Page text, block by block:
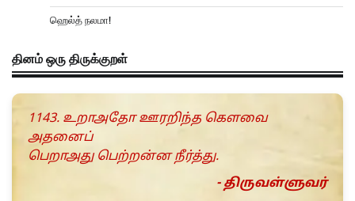
ஹெல்த் நலமா!
தினம் ஒரு திருக்குறள்
1143. உறாஅதோ ஊரறிந்த கெளவை
அதனைப்
பெறாஅது பெற்றன்ன நீர்த்து.
- திருவள்ளுவர்